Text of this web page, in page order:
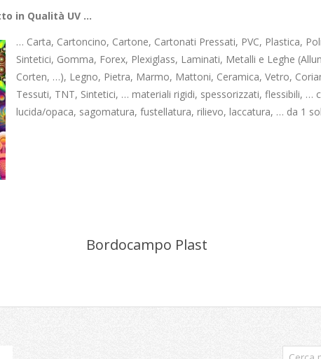
in Qualità UV …
… Carta, Cartoncino, Cartone, Cartonati Pressati, PVC, Plastica,
Sintetici, Gomma, Forex, Plexiglass, Laminati, Metalli e Leghe
Corten, …), Legno, Pietra, Marmo, Mattoni, Ceramica, Vetro,
Tessuti, TNT, Sintetici, … materiali rigidi, spessorizzati, flessibili, …
lucida/opaca, sagomatura, fustellatura, rilievo, laccatura, … da 1
Bordocampo Plast
Cerca: